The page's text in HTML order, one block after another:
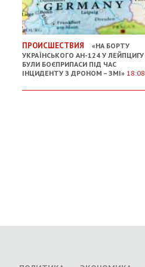
ПРОИСШЕСТВИЯ
«НА БОРТУ
УКРАЇНСЬКОГО АН-124 У ЛЕЙПЦИГУ
БУЛИ БОЄПРИПАСИ ПІД ЧАС
ІНЦИДЕНТУ З ДРОНОМ – ЗМІ» 18:08